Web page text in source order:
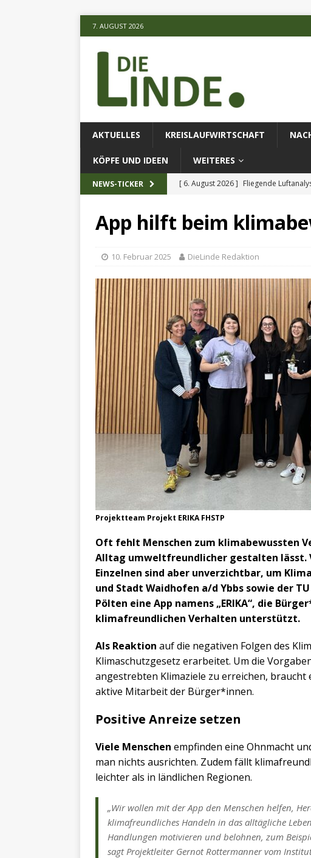
7. AUGUST 2026
AKTUELLES KREISLAUFWIRTSCHAFT
KÖPFE UND IDEEN WEITERES
NEWS-TICKER [ 6. August 2026 ] Fliegende
AKTUELLES
App hilft beim
10. Februar 2025 DieLinde Redaktion
Projektteam Projekt ERIKA FHSTP
Oft fehlt Menschen zum klimabewussten
Alltag umweltfreundlicher gestalten lässt.
Einzelnen sind aber unverzichtbar, um
und Stadt Waidhofen a/d Ybbs sowie der
Pölten eine App namens „ERIKA“, die
klimafreundlichen Verhalten unterstützt.
Als Reaktion auf die negativen Folgen des
Klimaschutzgesetz erarbeitet. Um die
angestrebten Klimaziele zu erreichen,
aktive Mitarbeit der Bürger*innen.
Positive Anreize setzen
Viele Menschen empfinden eine Ohnmacht
man nichts ausrichten. Zudem fällt
leichter als in ländlichen Regionen.
„Wir wollen mit der App den Menschen helfen,
klimafreundliches Handeln in das alltägliche
Handlungen motivieren und belohnen, zum
sagt Projektleiter Gernot Rottermanner vom